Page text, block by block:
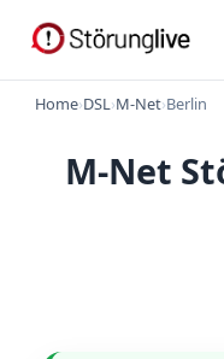
Home›DSL›M-Net›Berlin
M-Net